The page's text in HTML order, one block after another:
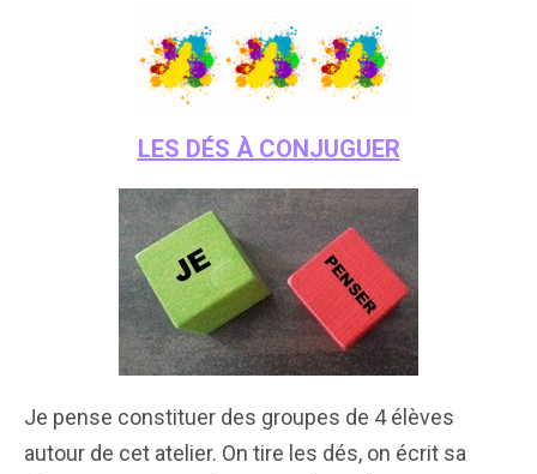
LES DÉS À CONJUGUER
Je pense constituer des groupes de 4 élèves
autour de cet atelier. On tire les dés, on écrit sa